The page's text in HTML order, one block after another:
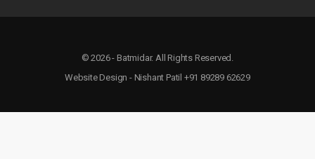
© 2026 - Batmidar. All Rights Reserved.
Website Design - Nishant Patil +91 89289 62629